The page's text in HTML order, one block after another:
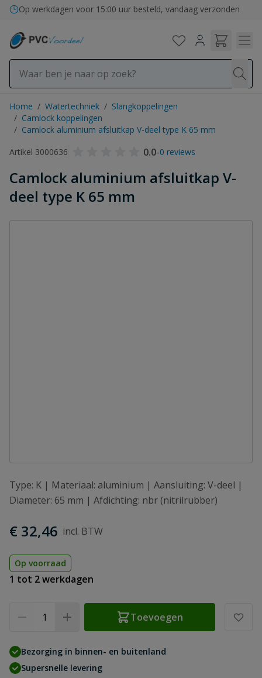
Ga naar de inhoud
Op werkdagen voor 15:00 uur besteld, vandaag verzonden
Home / Watertechniek / Slangkoppelingen
/ Camlock koppelingen
/ Camlock aluminium afsluitkap V-deel type K 65 mm
Artikel 3000636
0.0-0 reviews
Camlock aluminium afsluitkap V-
deel type K 65 mm
Type: K | Materiaal: aluminium | Aansluiting: V-deel |
Diameter: 65 mm | Afdichting: nbr (nitrilrubber)
€ 32,46
Op voorraad
1 tot 2 werkdagen
Toevoegen
Bezorging in binnen- en buitenland
Supersnelle levering